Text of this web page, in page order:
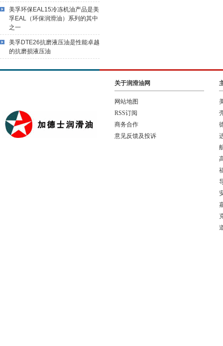
美孚环保EAL15冷冻机油产品是美
孚EAL（环保润滑油）系列的其中
之一
美孚DTE26抗磨液压油是性能卓越
的抗磨损液压油
关于润滑油网
网站地图
RSS订阅
商务合作
意见反馈及投诉